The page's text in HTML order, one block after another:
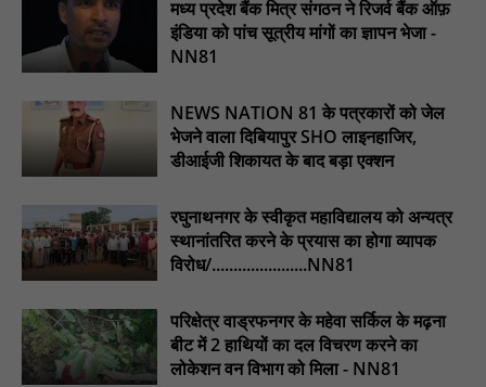
मध्य प्रदेश बैंक मित्र संगठन ने रिजर्व बैंक ऑफ़
इंडिया को पांच सूत्रीय मांगों का ज्ञापन भेजा -
NN81
NEWS NATION 81 के पत्रकारों को जेल
भेजने वाला दिबियापुर SHO लाइनहाजिर,
डीआईजी शिकायत के बाद बड़ा एक्शन
रघुनाथनगर के स्वीकृत महाविद्यालय को अन्यत्र
स्थानांतरित करने के प्रयास का होगा व्यापक
विरोध/......................NN81
परिक्षेत्र वाड्रफनगर के महेवा सर्किल के मढ़ना
बीट में 2 हाथियों का दल विचरण करने का
लोकेशन वन विभाग को मिला - NN81